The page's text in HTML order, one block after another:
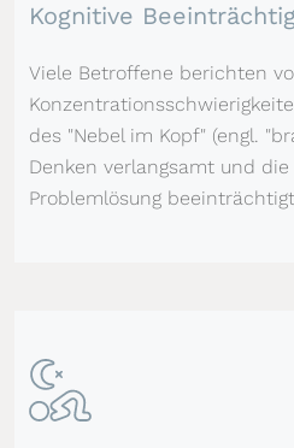
Kognitive
Viele Betroffene berichten
des "Nebel im Kopf" (engl.
Denken verlangsamt und die
Problemlösung